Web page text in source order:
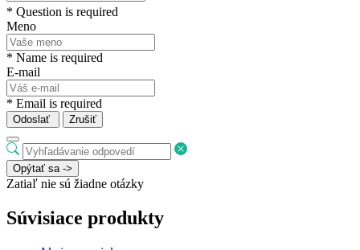
* Question is required
Meno
* Name is required
E-mail
* Email is required
Odoslať Zrušiť
Opýtať sa ->
Zatiaľ nie sú žiadne otázky
Súvisiace produkty